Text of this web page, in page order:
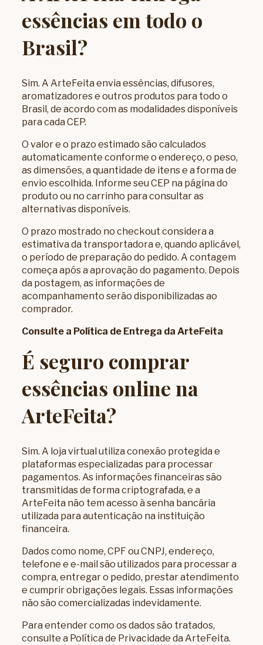
essências em todo o
Brasil?
Sim. A ArteFeita envia essências, difusores,
aromatizadores e outros produtos para todo o
Brasil, de acordo com as modalidades disponíveis
para cada CEP.
O valor e o prazo estimado são calculados
automaticamente conforme o endereço, o peso,
as dimensões, a quantidade de itens e a forma de
envio escolhida. Informe seu CEP na página do
produto ou no carrinho para consultar as
alternativas disponíveis.
O prazo mostrado no checkout considera a
estimativa da transportadora e, quando aplicável,
o período de preparação do pedido. A contagem
começa após a aprovação do pagamento. Depois
da postagem, as informações de
acompanhamento serão disponibilizadas ao
comprador.
Consulte a Política de Entrega da ArteFeita
É seguro comprar
essências online na
ArteFeita?
Sim. A loja virtual utiliza conexão protegida e
plataformas especializadas para processar
pagamentos. As informações financeiras são
transmitidas de forma criptografada, e a
ArteFeita não tem acesso à senha bancária
utilizada para autenticação na instituição
financeira.
Dados como nome, CPF ou CNPJ, endereço,
telefone e e-mail são utilizados para processar a
compra, entregar o pedido, prestar atendimento
e cumprir obrigações legais. Essas informações
não são comercializadas indevidamente.
Para entender como os dados são tratados,
consulte a Política de Privacidade da ArteFeita.